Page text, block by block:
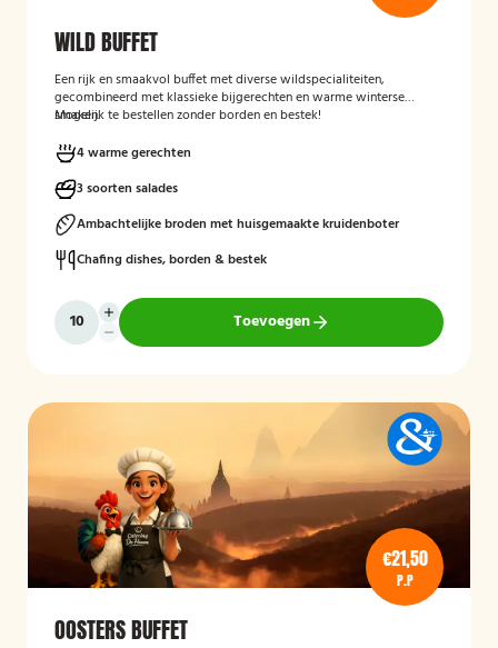
WILD BUFFET
Een rijk en smaakvol buffet met diverse wildspecialiteiten,
gecombineerd met klassieke bijgerechten en warme winterse
smaken.
Mogelijk te bestellen zonder borden en bestek!
4 warme gerechten
3 soorten salades
Ambachtelijke broden met huisgemaakte kruidenboter
Chafing dishes, borden & bestek
Toevoegen
€21,50
P.P
OOSTERS BUFFET